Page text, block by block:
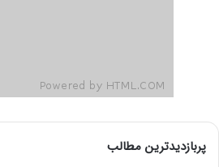
پربازدیدترین مطالب